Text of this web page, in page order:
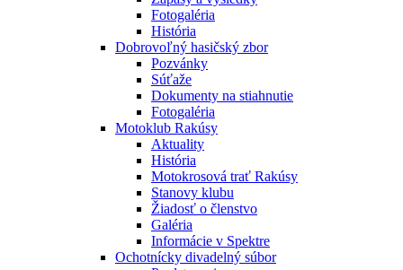
Fotogaléria
História
Dobrovoľný hasičský zbor
Pozvánky
Súťaže
Dokumenty na stiahnutie
Fotogaléria
Motoklub Rakúsy
Aktuality
História
Motokrosová trať Rakúsy
Stanovy klubu
Žiadosť o členstvo
Galéria
Informácie v Spektre
Ochotnícky divadelný súbor